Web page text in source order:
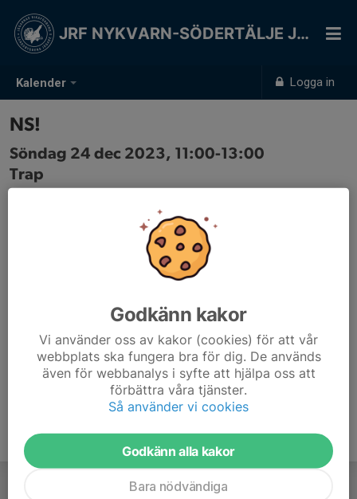
Kalender Logga in
JRF NYKVARN-SÖDERTÄLJE JSK
NS!
Söndag 24 dec 2023, 11:00-13:00
Trap
Godkänn kakor
Vi använder oss av kakor (cookies) för att vår
webbplats ska fungera bra för dig. De används
även för webbanalys i syfte att hjälpa oss att
förbättra våra tjänster.
Så använder vi cookies
Godkänn alla kakor
Bara nödvändiga